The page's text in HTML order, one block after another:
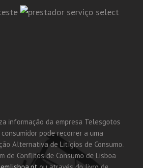
informação da empresa Telesgotos
pode recorrer a uma
Alternativa de Litígios de Consumo.
de Conflitos de Consumo de Lisboa